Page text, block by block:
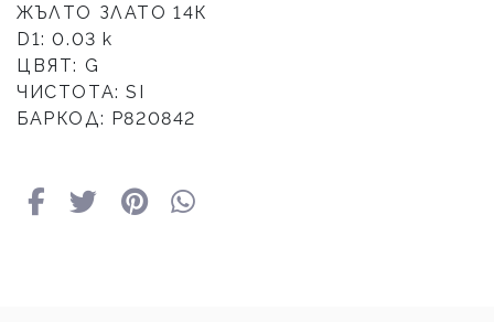
ЖЪЛТО ЗЛАТО 14К
D1: 0.03 к
ЦВЯТ: G
ЧИСТОТА: SI
БАРКОД: Р820842